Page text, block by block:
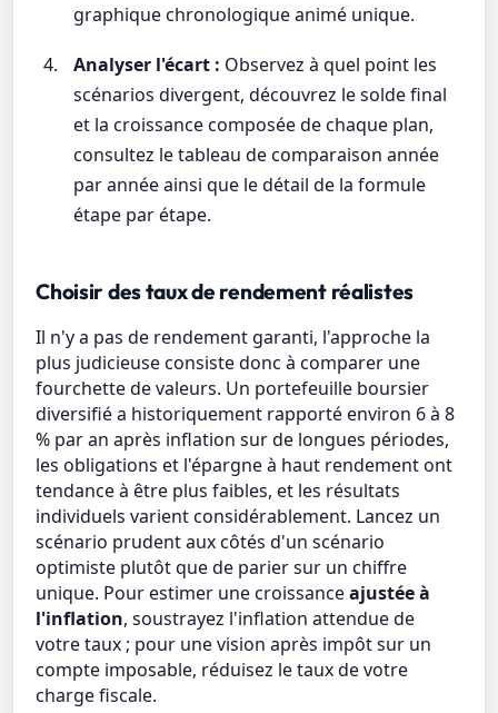
graphique chronologique animé unique.
Analyser l'écart : Observez à quel point les
scénarios divergent, découvrez le solde final
et la croissance composée de chaque plan,
consultez le tableau de comparaison année
par année ainsi que le détail de la formule
étape par étape.
Choisir des taux de rendement réalistes
Il n'y a pas de rendement garanti, l'approche la
plus judicieuse consiste donc à comparer une
fourchette de valeurs. Un portefeuille boursier
diversifié a historiquement rapporté environ 6 à 8
% par an après inflation sur de longues périodes,
les obligations et l'épargne à haut rendement ont
tendance à être plus faibles, et les résultats
individuels varient considérablement. Lancez un
scénario prudent aux côtés d'un scénario
optimiste plutôt que de parier sur un chiffre
unique. Pour estimer une croissanceajustée à
l'inflation, soustrayez l'inflation attendue de
votre taux ; pour une vision après impôt sur un
compte imposable, réduisez le taux de votre
charge fiscale.